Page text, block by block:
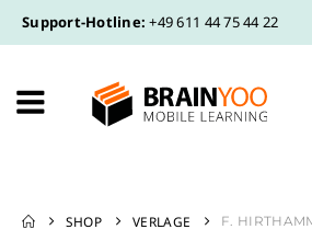
Support-Hotline: +49 611 44 75 44 22
SHOP VERLAGE F.